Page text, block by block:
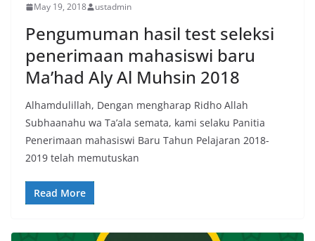
May 19, 2018 ustadmin
Pengumuman hasil test seleksi
penerimaan mahasiswi baru
Ma’had Aly Al Muhsin 2018
Alhamdulillah, Dengan mengharap Ridho Allah
Subhaanahu wa Ta’ala semata, kami selaku Panitia
Penerimaan mahasiswi Baru Tahun Pelajaran 2018-
2019 telah memutuskan
Read More